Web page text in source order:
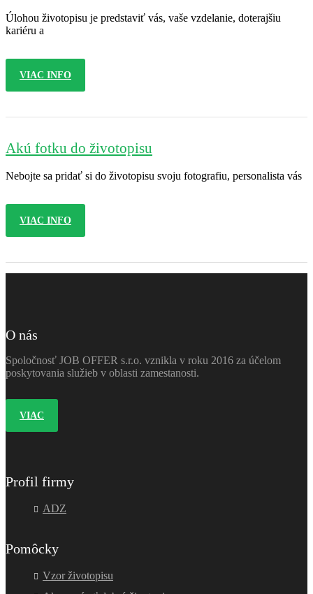
Úlohou životopisu je predstaviť vás, vaše vzdelanie, doterajšiu
kariéru a
VIAC INFO
Akú fotku do životopisu
Nebojte sa pridať si do životopisu svoju fotografiu, personalista vás
VIAC INFO
O nás
Spoločnosť JOB OFFER s.r.o. vznikla v roku 2016 za účelom
poskytovania služieb v oblasti zamestanosti.
VIAC
Profil firmy
ADZ
Pomôcky
Vzor životopisu